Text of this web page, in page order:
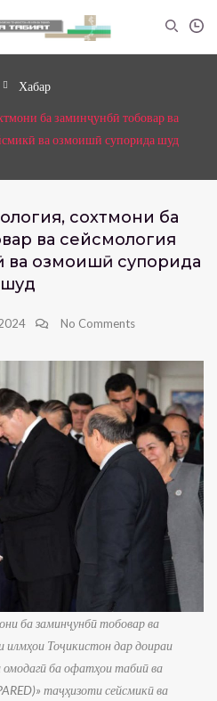
Хабар
ба заминҷунбӣ тобовар ва
ва озмоишӣ супорида шуд
сохтмони ба
ва сейсмология
ва озмоишӣ супорида
шуд
No Comments
ба заминҷунбӣ тобовар ва
илмҳои Тоҷикистон дар доираи
омодагӣ ба офатҳои табиӣ ва
таҷҳизоти сейсмикӣ ва